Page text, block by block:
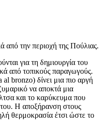
από την περιοχή της Πούλιας.
για τη δημιουργία του
από τοπικούς παραγωγούς.
bronzo) δίνει μια πιο αργή
να αποκτά μια
και το καρύκευμα που
Η αποξήρανση στους
θερμοκρασία έτσι ώστε το